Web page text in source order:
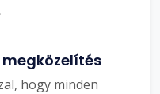
hogy minden